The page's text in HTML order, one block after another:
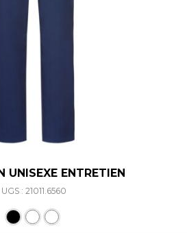
UNISEXE ENTRETIEN
UGS : 21011.6560